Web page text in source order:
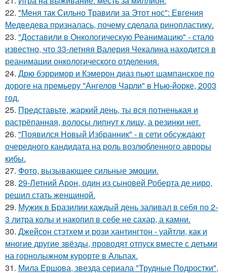
22. "Меня так Сильно Травили за Этот нос": Евгения
Медведева призналась, почему сделала ринопластику.
23. "Доставили в Онкологическую Реанимацию" - стало
известно, что 33-летняя Валерия Чекалина находится в
реанимации онкологического отделения.
24. Дрю бэрримор и Кэмерон диаз пьют шампанское по
дороге на премьеру "Ангелов Чарли" в Нью-йорке, 2003
год.
25. Представьте, жаркий день, ты вся потненькая и
растрёпанная, волосы липнут к лицу, а резинки нет.
26. "Появился Новый Избранник" - в сети обсуждают
очередного кандидата на роль возлюбленного авроры
кибы.
27. Фото, вызывающее сильные эмоции.
28. 29-Летний Арон, один из сыновей Роберта де ниро,
решил стать женщиной.
29. Мужик в Бразилии каждый день заливал в себя по 2-
3 литра колы и накопил в себе не сахар, а камни.
30. Джейсон стэтхем и рози хантингтон - уайтли, как и
многие другие звёзды, проводят отпуск вместе с детьми
на горнолыжном курорте в Альпах.
31. Мила Ершова, звезда сериала "Трудные Подростки",